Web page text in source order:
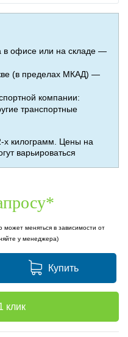
в офисе или на складе —
(в пределах МКАД) —
компании:
транспортные
х килограмм. Цены на
варьироваться
*
может меняться в зависимости от
у менеджера)
Купить
клик